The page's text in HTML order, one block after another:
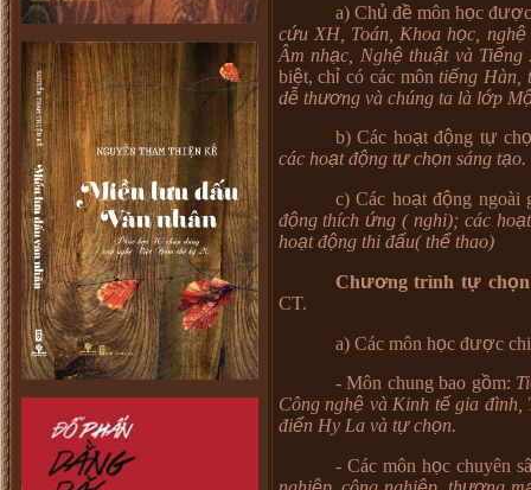
a) Chủ đề môn họcđượ
cứu XH, Toán, Khoa học, nghệ
Âm nhạc, Nghệthuật vàTiếng
biệt, chỉ có các môn tiếng Hàn,
dễthương vàchúng ta làlớp M
b) Các hoạtđộng tựch
các hoạtđộng tựchọn sáng tạo.
c) Các hoạtđộng ngoài
động thíchứng ( nghi); các hoạ
hoạtđộng thi đấu( thểthao)
Chương trình tự chọ
CT.
a) Các môn học được
- Môn chung bao gồm: Ti
Công nghệ vàKinh tếgia đình,
điển Hy La vàtựchọn.
- Các môn học chuyên